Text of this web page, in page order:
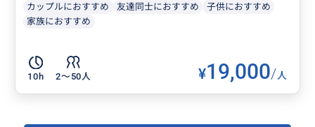
カップルにおすすめ 友達同士におすすめ
子供におすすめ
家族におすすめ
10h 2〜50人 ¥19,000/人